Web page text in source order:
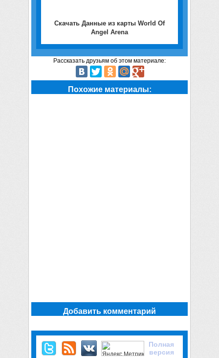
Скачать Данные из карты World Of
Angel Arena
Рассказать друзьям об этом материале:
Похожие материалы:
Добавить комментарий
Полная
версия